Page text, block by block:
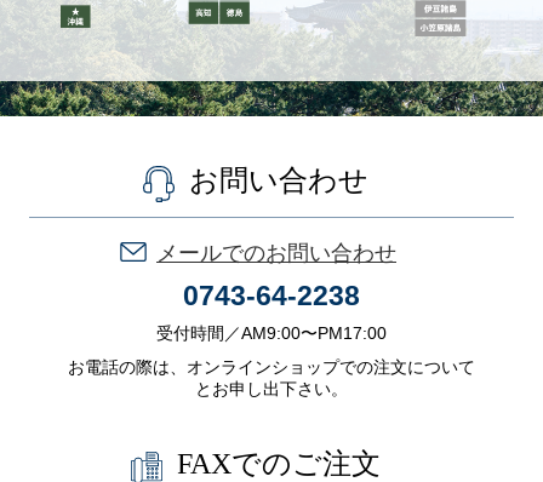
お問い合わせ
メールでのお問い合わせ
0743-64-2238
受付時間／AM9:00〜PM17:00
お電話の際は、オンラインショップでの注文について
とお申し出下さい。
FAXでのご注文